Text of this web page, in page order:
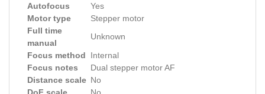
Autofocus
Yes
Motor type
Stepper motor
Full time
manual
Unknown
Focus method
Internal
Focus notes
Dual stepper motor AF
Distance scale No
DoF scale
No